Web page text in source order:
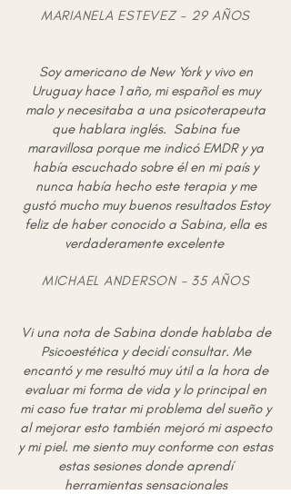
MARIANELA ESTEVEZ - 29 AÑOS
Soy americano de New York y vivo en
Uruguay hace 1 año, mi español es muy
malo y necesitaba a una psicoterapeuta
que hablara inglés. Sabina fue
maravillosa porque me indicó EMDR y ya
había escuchado sobre él en mi país y
nunca había hecho este terapia y me
gustó mucho muy buenos resultados Estoy
feliz de haber conocido a Sabina, ella es
verdaderamente excelente
MICHAEL ANDERSON - 35 AÑOS
Vi una nota de Sabina donde hablaba de
Psicoestética y decidí consultar. Me
encantó y me resultó muy útil a la hora de
evaluar mi forma de vida y lo principal en
mi caso fue tratar mi problema del sueño y
al mejorar esto también mejoró mi aspecto
y mi piel. me siento muy conforme con estas
estas sesiones donde aprendí
herramientas sensacionales